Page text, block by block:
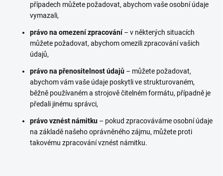
případech můžete požadovat, abychom vaše osobní údaje
vymazali,
právo na omezení zpracování– v některých situacích
můžete požadovat, abychom omezili zpracování vašich
údajů,
právo na přenositelnost údajů – můžete požadovat,
abychom vám vaše údaje poskytli ve strukturovaném,
běžně používaném a strojově čitelném formátu, případně je
předali jinému správci,
právo vznést námitku – pokud zpracováváme osobní údaje
na základě našeho oprávněného zájmu, můžete proti
takovému zpracování vznést námitku.